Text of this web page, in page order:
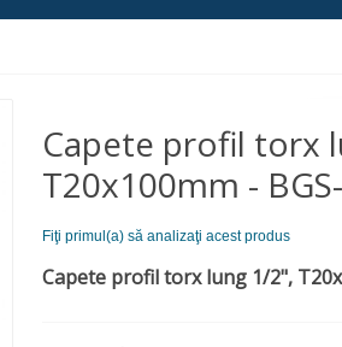
Capete profil torx
Т20х100mm -
Fiţi primul(a) să analizaţi acest produs
Capete profil torx lung 1/2",